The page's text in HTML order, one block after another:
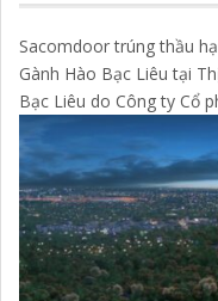
Sacomdoor trúng thầu
Gành Hào Bạc Liêu tại
Bạc Liêu do Công ty Cổ